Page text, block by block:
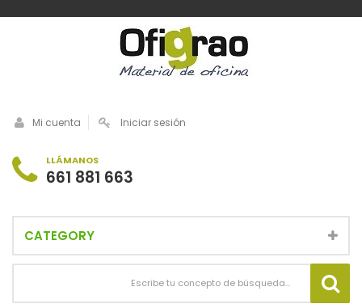
Mi cuenta Iniciar sesión
LLÁMANOS
661 881 663
CATEGORY